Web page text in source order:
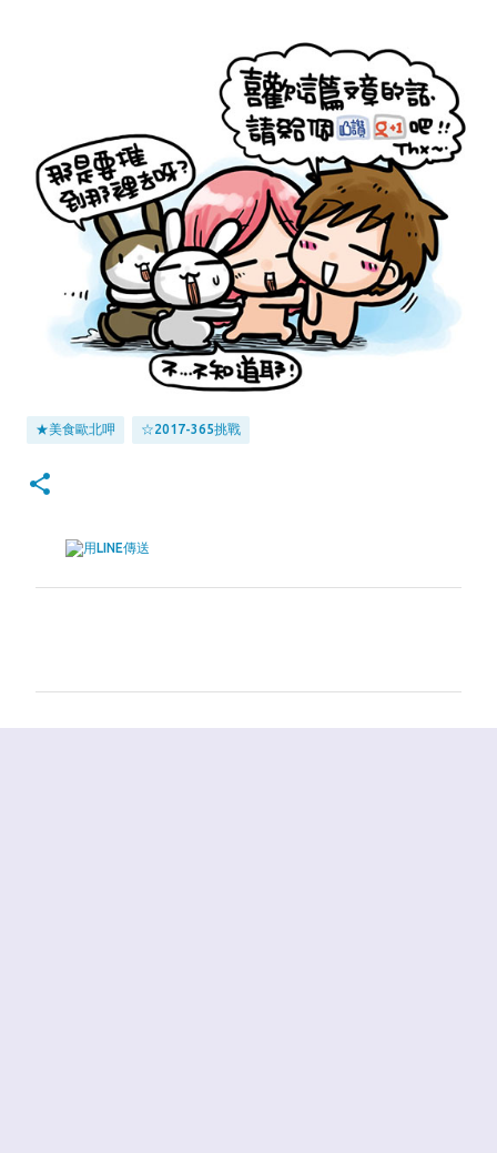
★美食歐北呷 ☆2017-365挑戰